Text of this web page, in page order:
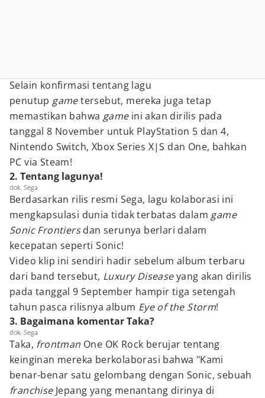
Selain konfirmasi tentang lagu
penutup gametersebut, mereka juga tetap
memastikan bahwa game ini akan dirilis pada
tanggal 8 November untuk PlayStation 5 dan 4,
Nintendo Switch, Xbox Series X|S dan One, bahkan
PC via Steam!
2. Tentang lagunya!
dok. Sega
Berdasarkan rilis resmi Sega, lagu kolaborasi ini
mengkapsulasi dunia tidak terbatas dalam game
Sonic Frontiersdan serunya berlari dalam
kecepatan seperti Sonic!
Video klip ini sendiri hadir sebelum album terbaru
dari band tersebut, Luxury Diseaseyang akan dirilis
pada tanggal 9 September hampir tiga setengah
tahun pasca rilisnya album Eye of the Storm!
3. Bagaimana komentar Taka?
dok. Sega
Taka, frontman One OK Rock berujar tentang
keinginan mereka berkolaborasi bahwa "Kami
benar-benar satu gelombang dengan Sonic, sebuah
franchise Jepang yang menantang dirinya di